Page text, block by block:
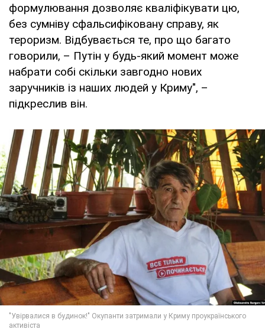
формулювання дозволяє кваліфікувати цю,
без сумніву сфальсифіковану справу, як
тероризм. Відбувається те, про що багато
говорили, – Путін у будь-який момент може
набрати собі скільки завгодно нових
заручників із наших людей у Криму", –
підкреслив він.